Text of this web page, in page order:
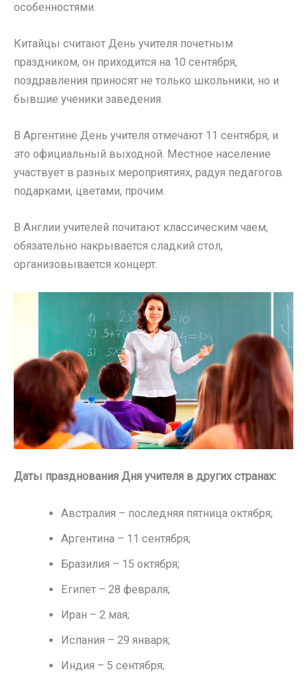
особенностями.
Китайцы считают День учителя почетным
праздником, он приходится на 10 сентября,
поздравления приносят не только школьники, но и
бывшие ученики заведения.
В Аргентине День учителя отмечают 11 сентября, и
это официальный выходной. Местное население
участвует в разных мероприятиях, радуя педагогов
подарками, цветами, прочим.
В Англии учителей почитают классическим чаем,
обязательно накрывается сладкий стол,
организовывается концерт.
Даты празднования Дня учителя в других странах:
Австралия – последняя пятница октября;
Аргентина – 11 сентября;
Бразилия – 15 октября;
Египет – 28 февраля;
Иран – 2 мая;
Испания – 29 января;
Индия – 5 сентября;